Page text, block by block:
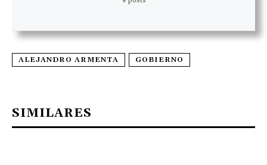
ALEJANDRO ARMENTA GOBIERNO
SIMILARES